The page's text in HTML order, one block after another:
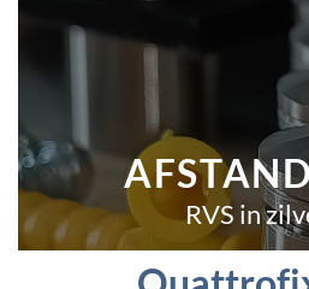
RVS in